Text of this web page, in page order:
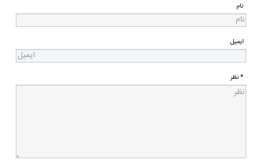
نام
ایمیل
* نظر